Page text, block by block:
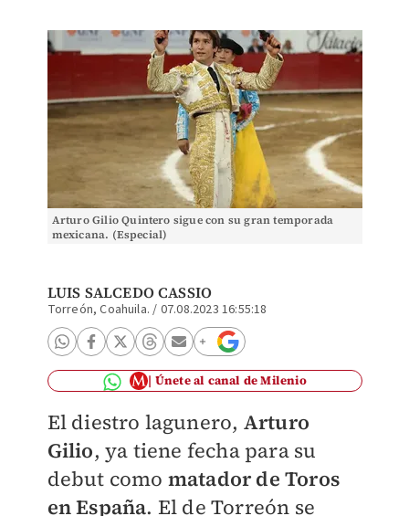
Arturo Gilio Quintero sigue con su gran temporada
mexicana. (Especial)
LUIS SALCEDO CASSIO
Torreón, Coahuila. / 07.08.2023 16:55:18
Únete al canal de Milenio
El diestro lagunero, Arturo
Gilio, ya tiene fecha para su
debut como matador de Toros
en España. El de Torreón se